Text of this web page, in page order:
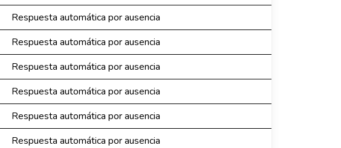
Respuesta automática por ausencia
Respuesta automática por ausencia
Respuesta automática por ausencia
Respuesta automática por ausencia
Respuesta automática por ausencia
Respuesta automática por ausencia